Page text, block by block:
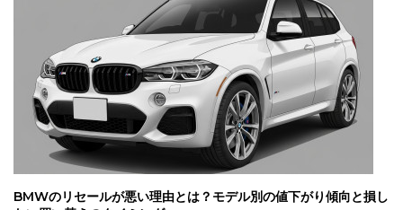
BMWのリセールが悪い理由とは？モデル別の値下がり傾向と損し